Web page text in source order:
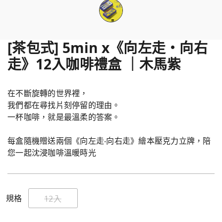
[茶包式] 5min x《向左走・向右
走》12入咖啡禮盒 ｜木馬紫
在不斷旋轉的世界裡，
我們都在尋找片刻停留的理由。
一杯咖啡，就是最溫柔的答案。
每盒隨機贈送兩個《向左走‧向右走》繪本壓克力立牌，陪
您一起沈浸咖啡溫暖時光
規格 12入